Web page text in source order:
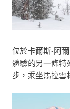
位於卡爾斯-阿
體驗的另一條特
步，乘坐馬拉雪